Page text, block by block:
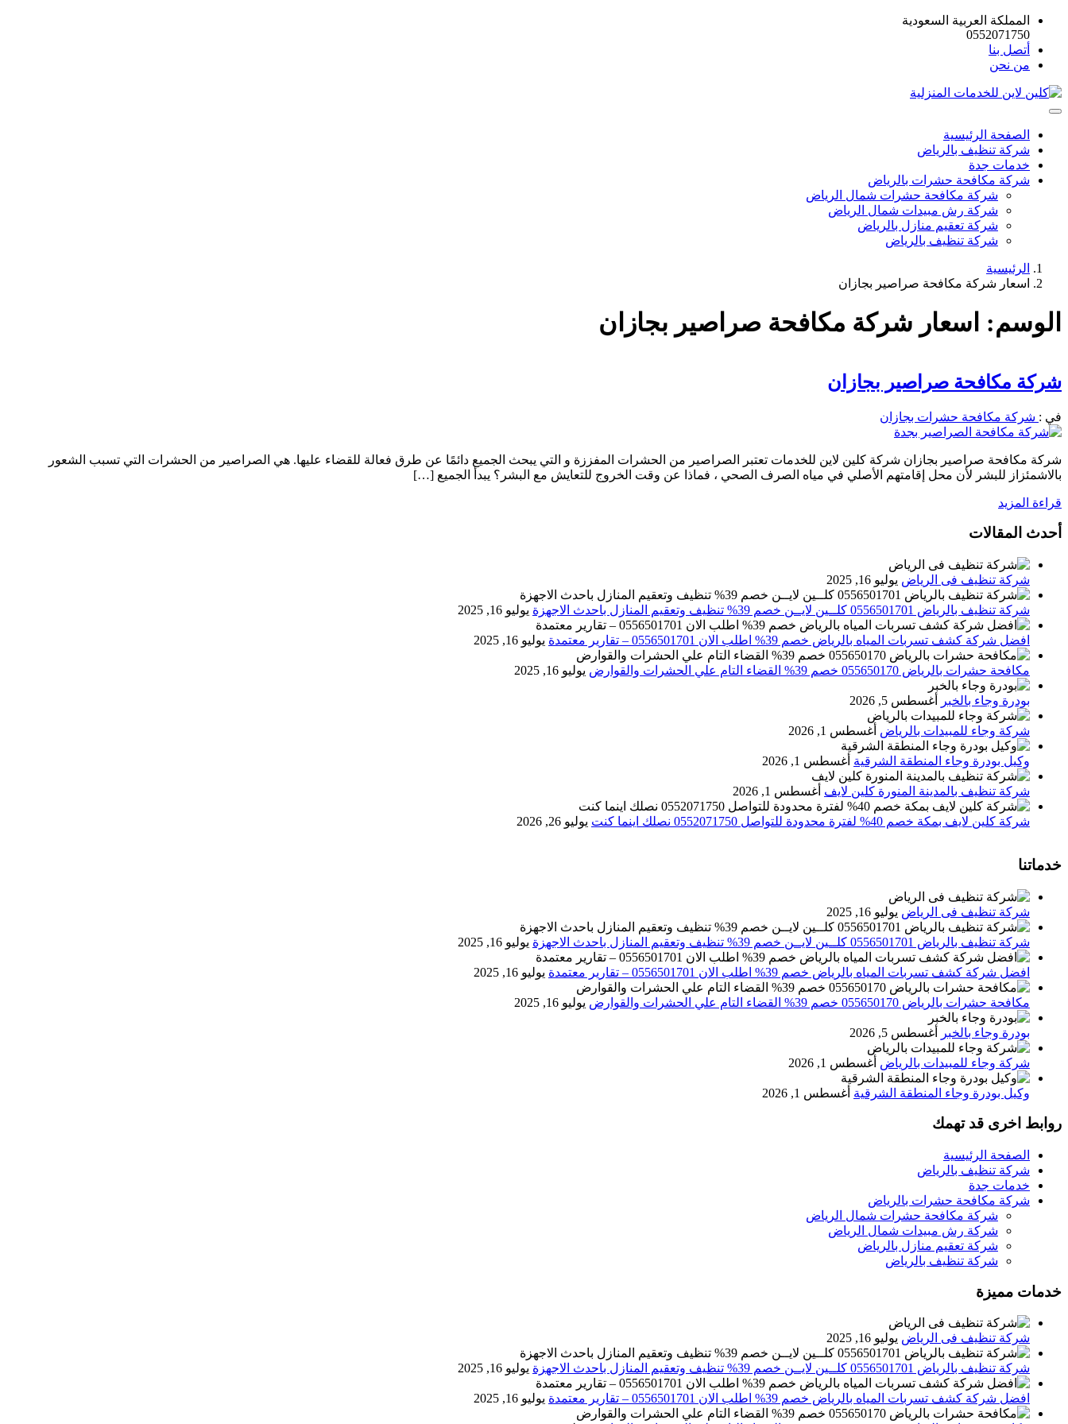
المملكة العربية السعودية
0552071750
أتصل بنا
من نحن
الصفحة الرئيسية
شركة تنظيف بالرياض
خدمات جدة
شركة مكافحة حشرات بالرياض
شركة مكافحة حشرات شمال الرياض
شركة رش مبيدات شمال الرياض
شركة تعقيم منازل بالرياض
شركة تنظيف بالرياض
الرئيسية
اسعار شركة مكافحة صراصير بجازان
الوسم: اسعار شركة مكافحة صراصير بجازان
شركة مكافحة صراصير بجازان
في : شركة مكافحة حشرات بجازان
شركة مكافحة صراصير بجازان شركة كلين لاين للخدمات تعتبر الصراصير من الحشرات المفززة و التي يبحث الجميع دائمًا عن طرق فعالة للقضاء عليها. هي الصراصير من الحشرات التي تسبب الشعور
بالاشمئزاز للبشر لأن محل إقامتهم الأصلي في مياه الصرف الصحي ، فماذا عن وقت الخروج للتعايش مع البشر؟ يبدأ الجميع […]
قراءة المزيد
أحدث المقالات
شركة تنظيف فى الرياض يوليو 16, 2025
شركة تنظيف بالرياض 0556501701 كلــين لايــن خصم 39% تنظيف وتعقيم المنازل باحدث الاجهزة يوليو 16, 2025
افضل شركة كشف تسربات المياه بالرياض خصم 39% اطلب الان 0556501701‬‏ – تقارير معتمدة يوليو 16, 2025
مكافحة حشرات بالرياض 055650170 خصم 39% القضاء التام علي الحشرات والقوارض يوليو 16, 2025
بودرة وجاء بالخبر أغسطس 5, 2026
شركة وجاء للمبيدات بالرياض أغسطس 1, 2026
وكيل بودرة وجاء المنطقة الشرقية أغسطس 1, 2026
شركة تنظيف بالمدينة المنورة كلين لايف أغسطس 1, 2026
شركة كلين لايف بمكة خصم 40% لفترة محدودة للتواصل 0552071750 نصلك اينما كنت يوليو 26, 2026
خدماتنا
شركة تنظيف فى الرياض يوليو 16, 2025
شركة تنظيف بالرياض 0556501701 كلــين لايــن خصم 39% تنظيف وتعقيم المنازل باحدث الاجهزة يوليو 16, 2025
افضل شركة كشف تسربات المياه بالرياض خصم 39% اطلب الان 0556501701‬‏ – تقارير معتمدة يوليو 16, 2025
مكافحة حشرات بالرياض 055650170 خصم 39% القضاء التام علي الحشرات والقوارض يوليو 16, 2025
بودرة وجاء بالخبر أغسطس 5, 2026
شركة وجاء للمبيدات بالرياض أغسطس 1, 2026
وكيل بودرة وجاء المنطقة الشرقية أغسطس 1, 2026
روابط اخرى قد تهمك
الصفحة الرئيسية
شركة تنظيف بالرياض
خدمات جدة
شركة مكافحة حشرات بالرياض
شركة مكافحة حشرات شمال الرياض
شركة رش مبيدات شمال الرياض
شركة تعقيم منازل بالرياض
شركة تنظيف بالرياض
خدمات مميزة
شركة تنظيف فى الرياض يوليو 16, 2025
شركة تنظيف بالرياض 0556501701 كلــين لايــن خصم 39% تنظيف وتعقيم المنازل باحدث الاجهزة يوليو 16, 2025
افضل شركة كشف تسربات المياه بالرياض خصم 39% اطلب الان 0556501701‬‏ – تقارير معتمدة يوليو 16, 2025